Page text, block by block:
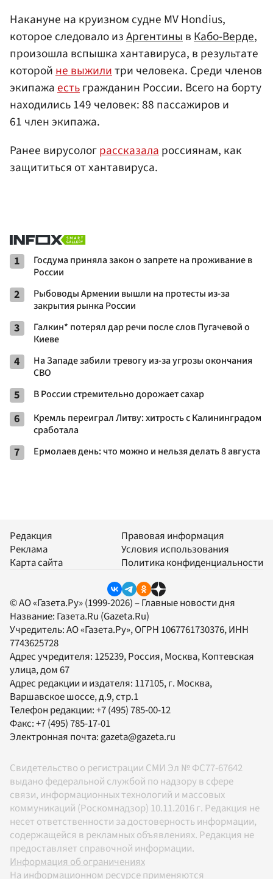
Накануне на круизном судне MV Hondius,
которое следовало изАргентинывКабо-Верде,
произошла вспышка хантавируса, в результате
которойне выжилитри человека. Среди членов
экипажаестьгражданин России. Всего на борту
находились 149 человек: 88 пассажиров и
61 член экипажа.
Ранее вирусолограссказалароссиянам, как
защититься от хантавируса.
1
Госдума приняла закон о запрете на проживание в
России
2
Рыбоводы Армении вышли на протесты из-за
закрытия рынка России
3
Галкин* потерял дар речи после слов Пугачевой о
Киеве
4
На Западе забили тревогу из-за угрозы окончания
СВО
5 В России стремительно дорожает сахар
6
Кремль переиграл Литву: хитрость с Калининградом
сработала
7 Ермолаев день: что можно и нельзя делать 8 августа
Редакция
Реклама
Карта сайта
Правовая информация
Условия использования
Политика конфиденциальности
© АО «Газета.Ру» (1999-2026) – Главные новости дня
Название: Газета.Ru (Gazeta.Ru)
Учредитель:АО «Газета.Ру», ОГРН 1067761730376, ИНН
7743625728
Адрес учредителя: 125239, Россия, Москва, Коптевская
улица, дом 67
Адрес редакции и издателя: 117105, г. Москва,
Варшавское шоссе, д.9, стр.1
Телефон редакции:+7 (495) 785-00-12
Факс:+7 (495) 785-17-01
Электронная почта:gazeta@gazeta.ru
Свидетельство о регистрации СМИ Эл № ФС77-67642
выдано федеральной службой по надзору в сфере
связи, информационных технологий и массовых
коммуникаций (Роскомнадзор) 10.11.2016 г. Редакция не
несет ответственности за достоверность информации,
содержащейся в рекламных объявлениях. Редакция не
предоставляет справочной информации.
Информация об ограничениях
На информационном ресурсе применяются